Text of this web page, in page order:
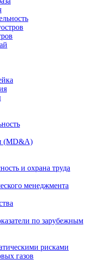
(MD&A)
и охрана труда
менеджмента
по зарубежным
рисками
газов